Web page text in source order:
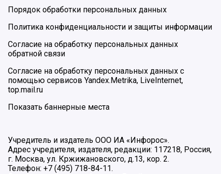
Порядок обработки персональных данных
Политика конфиденциальности и защиты информации
Согласие на обработку персональных данных
обратной связи
Согласие на обработку персональных данных с
помощью сервисов Yandex.Metrika, LiveInternet,
top.mail.ru
Показать баннерные места
Учредитель и издатель ООО ИА «Инфорос».
Адрес учредителя, издателя, редакции: 117218, Россия,
г. Москва, ул. Кржижановского, д.13, кор. 2.
Телефон: +7 (495) 718-84-11.